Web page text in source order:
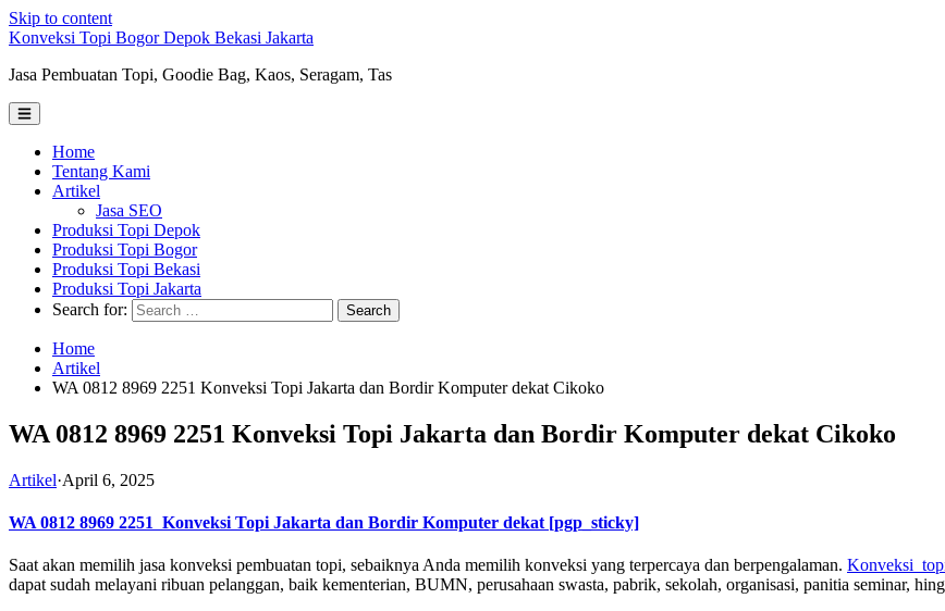
Skip to content
Konveksi Topi Bogor Depok Bekasi Jakarta
Jasa Pembuatan Topi, Goodie Bag, Kaos, Seragam, Tas
Home
Tentang Kami
Artikel
Jasa SEO
Produksi Topi Depok
Produksi Topi Bogor
Produksi Topi Bekasi
Produksi Topi Jakarta
Search for:
Home
Artikel
WA 0812 8969 2251 Konveksi Topi Jakarta dan Bordir Komputer dekat Cikoko
WA 0812 8969 2251 Konveksi Topi Jakarta dan Bordir Komputer dekat Cikoko
Artikel·April 6, 2025
WA 0812 8969 2251 Konveksi Topi Jakarta dan Bordir Komputer dekat [pgp_sticky]
Saat akan memilih jasa konveksi pembuatan topi, sebaiknya Anda memilih konveksi yang terpercaya dan berpengalaman. Konveksi
dapat sudah melayani ribuan pelanggan, baik kementerian, BUMN, perusahaan swasta, pabrik, sekolah, organisasi, panitia seminar,